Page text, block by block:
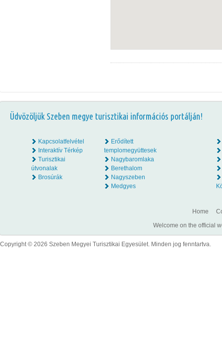
Üdvözöljük Szeben megye turisztikai információs portálján!
Kapcsolatfelvétel
Interaktív Térkép
Turisztikai
útvonalak
Brosúrák
Erődített
templomegyüttesek
Nagybaromlaka
Berethalom
Nagyszeben
Medgyes
Home
Welcome on the official
Copyright © 2026 Szeben Megyei Turisztikai Egyesület. Minden jog fenntartva.